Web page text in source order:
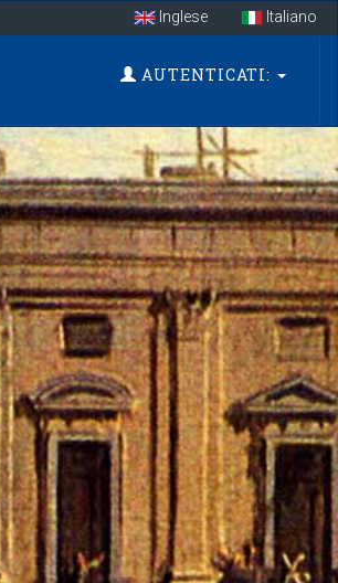
Inglese Italiano
AUTENTICATI: